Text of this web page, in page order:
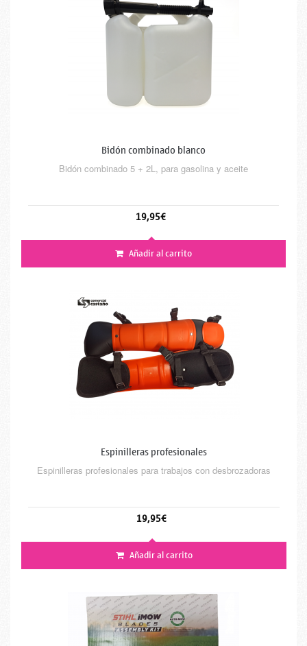
Bidón combinado blanco
Bidón combinado 5 + 2L, para gasolina y aceite
19,95€
Añadir al carrito
Espinilleras profesionales
Espinilleras profesionales para trabajos con desbrozadoras
19,95€
Añadir al carrito